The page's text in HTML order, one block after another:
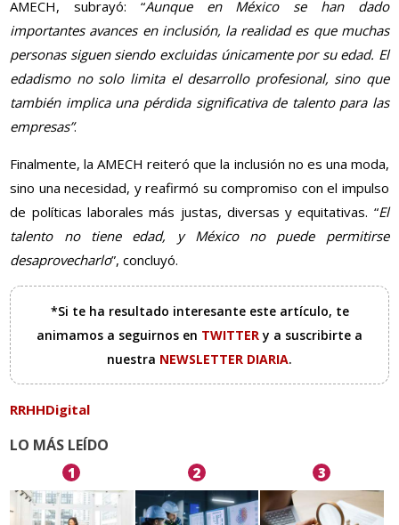
AMECH, subrayó: “Aunque en México se han dado
importantes avances en inclusión, la realidad es que muchas
personas siguen siendo excluidas únicamente por su edad. El
edadismo no solo limita el desarrollo profesional, sino que
también implica una pérdida significativa de talento para las
empresas”.
Finalmente, la AMECH reiteró que la inclusión no es una moda,
sino una necesidad, y reafirmó su compromiso con el impulso
de políticas laborales más justas, diversas y equitativas. “El
talento no tiene edad, y México no puede permitirse
desaprovecharlo”, concluyó.
*Si te ha resultado interesante este artículo, te
animamos a seguirnos en TWITTERy a suscribirte a
nuestra NEWSLETTER DIARIA.
RRHHDigital
LO MÁS LEÍDO
1 2 3